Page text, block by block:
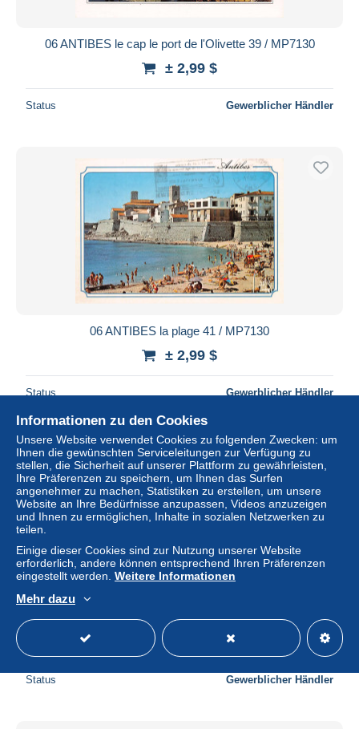
06 ANTIBES le cap le port de l'Olivette 39 / MP7130
± 2,99 $
Status Gewerblicher Händler
06 ANTIBES la plage 41 / MP7130
± 2,99 $
Status Gewerblicher Händler
06 ANTIBES le port et le fort carré 42 / MP7130
Status Gewerblicher Händler
Informationen zu den Cookies
Unsere Website verwendet Cookies zu folgenden Zwecken: um
Ihnen die gewünschten Serviceleitungen zur Verfügung zu
stellen, die Sicherheit auf unserer Plattform zu gewährleisten,
Ihre Präferenzen zu speichern, um Ihnen das Surfen
angenehmer zu machen, Statistiken zu erstellen, um unsere
Website an Ihre Bedürfnisse anzupassen, Videos anzuzeigen
und Ihnen zu ermöglichen, Inhalte in sozialen Netzwerken zu
teilen.
Einige dieser Cookies sind zur Nutzung unserer Website
erforderlich, andere können entsprechend Ihren Präferenzen
eingestellt werden. Weitere Informationen
Mehr dazu